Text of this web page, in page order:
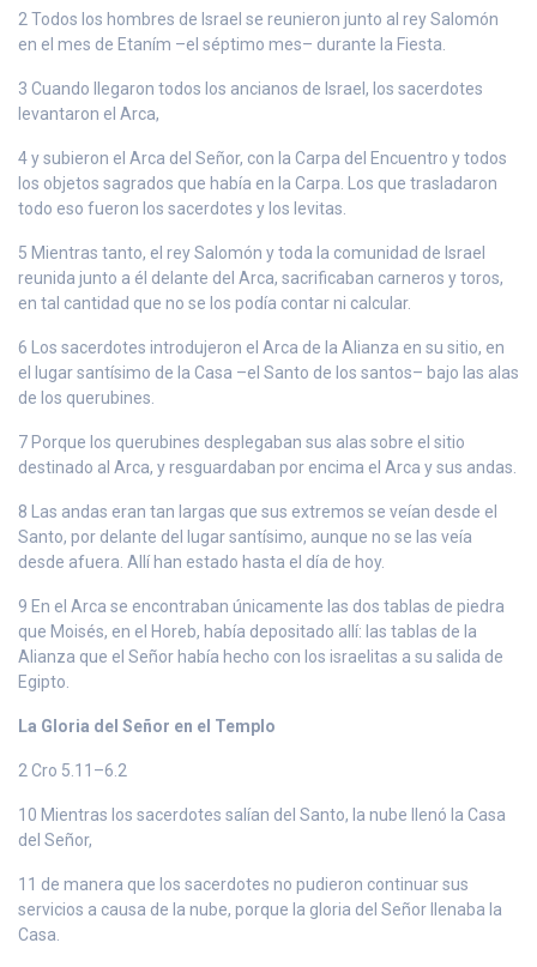
2 Todos los hombres de Israel se reunieron junto al rey Salomón
en el mes de Etaním –el séptimo mes– durante la Fiesta.
3 Cuando llegaron todos los ancianos de Israel, los sacerdotes
levantaron el Arca,
4 y subieron el Arca del Señor, con la Carpa del Encuentro y todos
los objetos sagrados que había en la Carpa. Los que trasladaron
todo eso fueron los sacerdotes y los levitas.
5 Mientras tanto, el rey Salomón y toda la comunidad de Israel
reunida junto a él delante del Arca, sacrificaban carneros y toros,
en tal cantidad que no se los podía contar ni calcular.
6 Los sacerdotes introdujeron el Arca de la Alianza en su sitio, en
el lugar santísimo de la Casa –el Santo de los santos– bajo las alas
de los querubines.
7 Porque los querubines desplegaban sus alas sobre el sitio
destinado al Arca, y resguardaban por encima el Arca y sus andas.
8 Las andas eran tan largas que sus extremos se veían desde el
Santo, por delante del lugar santísimo, aunque no se las veía
desde afuera. Allí han estado hasta el día de hoy.
9 En el Arca se encontraban únicamente las dos tablas de piedra
que Moisés, en el Horeb, había depositado allí: las tablas de la
Alianza que el Señor había hecho con los israelitas a su salida de
Egipto.
La Gloria del Señor en el Templo
2 Cro 5.11–6.2
10 Mientras los sacerdotes salían del Santo, la nube llenó la Casa
del Señor,
11 de manera que los sacerdotes no pudieron continuar sus
servicios a causa de la nube, porque la gloria del Señor llenaba la
Casa.